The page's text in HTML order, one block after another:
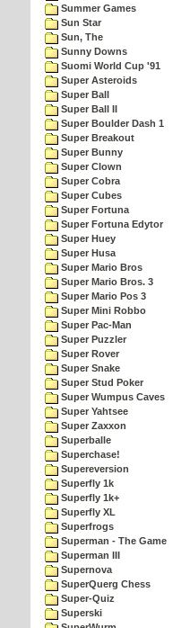
Summer Games
Sun Star
Sun, The
Sunny Downs
Suomi World Cup '91
Super Asteroids
Super Ball
Super Ball II
Super Boulder Dash 1
Super Breakout
Super Bunny
Super Clown
Super Cobra
Super Cubes
Super Fortuna
Super Fortuna Edytor
Super Huey
Super Husa
Super Mario Bros
Super Mario Bros. 3
Super Mario Pos 3
Super Mini Robbo
Super Pac-Man
Super Puzzler
Super Rover
Super Snake
Super Stud Poker
Super Wumpus Caves
Super Yahtsee
Super Zaxxon
Superballe
Superchase!
Supereversion
Superfly 1k
Superfly 1k+
Superfly XL
Superfrogs
Superman - The Game
Superman III
Supernova
SuperQuerg Chess
Super-Quiz
Superski